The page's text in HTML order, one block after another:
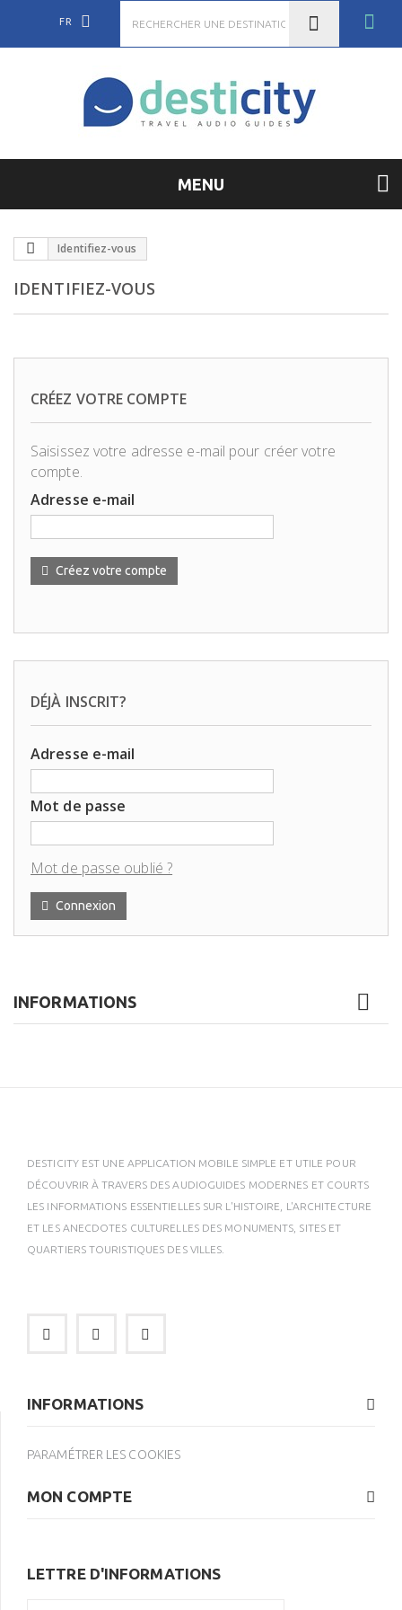
FR
MENU
Identifiez-vous
IDENTIFIEZ-VOUS
CRÉEZ VOTRE COMPTE
Saisissez votre adresse e-mail pour créer votre
compte.
Adresse e-mail
Créez votre compte
DÉJÀ INSCRIT?
Adresse e-mail
Mot de passe
Mot de passe oublié ?
Connexion
INFORMATIONS
DESTICITY EST UNE APPLICATION MOBILE SIMPLE ET UTILE POUR
DÉCOUVRIR À TRAVERS DES AUDIOGUIDES MODERNES ET COURTS
LES INFORMATIONS ESSENTIELLES SUR L'HISTOIRE, L'ARCHITECTURE
ET LES ANECDOTES CULTURELLES DES MONUMENTS, SITES ET
QUARTIERS TOURISTIQUES DES VILLES.
INFORMATIONS
PARAMÉTRER LES COOKIES
MON COMPTE
LETTRE D'INFORMATIONS